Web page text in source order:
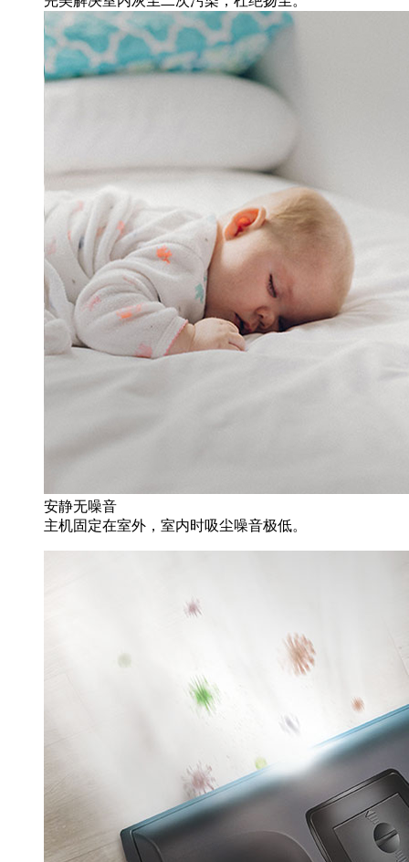
安静无噪音
主机固定在室外，室内时吸尘噪音极低。